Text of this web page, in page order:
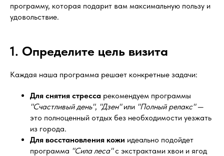
программу, которая подарит вам максимальную пользу и
удовольствие.
1. Определите цель визита
Каждая наша программа решает конкретные задачи:
Для снятия стресса рекомендуем программы
"Счастливый день", "Дзен"или "Полный релакс"—
это полноценный отдых без необходимости уезжать
из города.
Для восстановления кожи идеально подойдет
программа "Сила леса"с экстрактами хвои и ягод